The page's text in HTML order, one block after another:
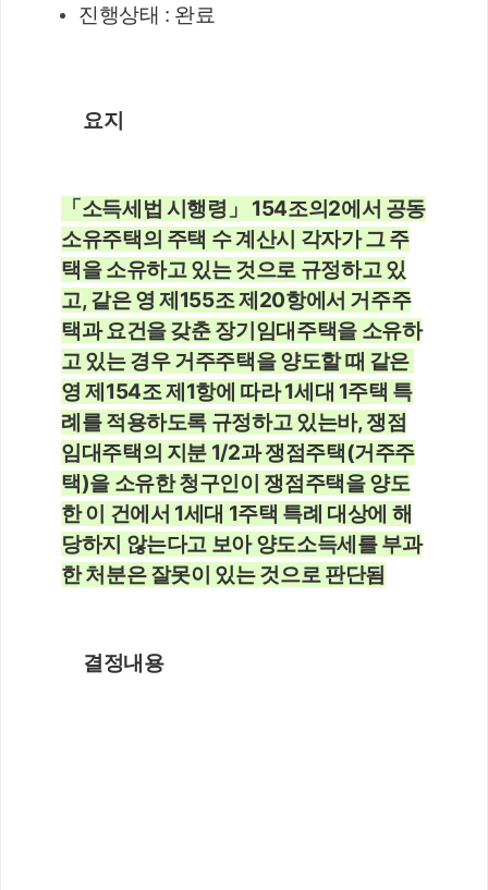
진행상태 : 완료
요지
「소득세법 시행령」 154조의2에서 공동
소유주택의 주택 수 계산시 각자가 그 주
택을 소유하고 있는 것으로 규정하고 있
고, 같은 영 제155조 제20항에서 거주주
택과 요건을 갖춘 장기임대주택을 소유하
고 있는 경우 거주주택을 양도할 때 같은
영 제154조 제1항에 따라 1세대 1주택 특
례를 적용하도록 규정하고 있는바, 쟁점
임대주택의 지분 1/2과 쟁점주택(거주주
택)을 소유한 청구인이 쟁점주택을 양도
한 이 건에서 1세대 1주택 특례 대상에 해
당하지 않는다고 보아 양도소득세를 부과
한 처분은 잘못이 있는 것으로 판단됨
결정내용